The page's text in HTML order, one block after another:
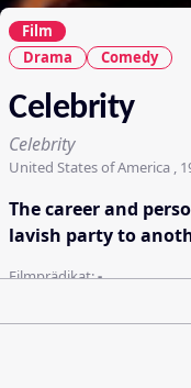
Film
Drama
Comedy
Celebrity
Celebrity
United States of America ,
The career and
lavish party to
Filmprädikat:-